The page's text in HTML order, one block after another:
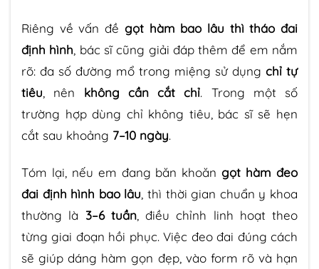
Riêng về vấn đề gọt hàm bao lâu thì tháo đai
định hình, bác sĩ cũng giải đáp thêm để em nắm
rõ: đa số đường mổ trong miệng sử dụng chỉ tự
tiêu, nên không cần cắt chỉ. Trong một số
trường hợp dùng chỉ không tiêu, bác sĩ sẽ hẹn
cắt sau khoảng 7–10 ngày.
Tóm lại, nếu em đang băn khoăngọt hàm đeo
đai định hình bao lâu, thì thời gian chuẩn y khoa
thường là 3–6 tuần, điều chỉnh linh hoạt theo
từng giai đoạn hồi phục. Việc đeo đai đúng cách
sẽ giúp dáng hàm gọn đẹp, vào form rõ và hạn